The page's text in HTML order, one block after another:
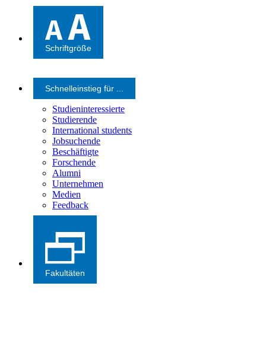
Schriftgröße
Schnelleinstieg für ...
Studieninteressierte
Studierende
International students
Jobsuchende
Beschäftigte
Forschende
Alumni
Unternehmen
Medien
Feedback
Fakultäten